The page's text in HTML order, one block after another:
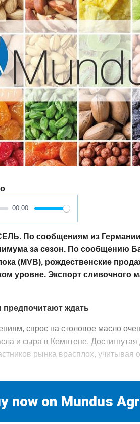
00:00
По сообщениям из
за сезон. По сообщению
(MVB), рождественские
уровне. Экспорт сливочного
предпочитают ждать
спрос на столовое масло
и сыра в Кемптене.
рынка врасплох, учитывая
now on Mundus